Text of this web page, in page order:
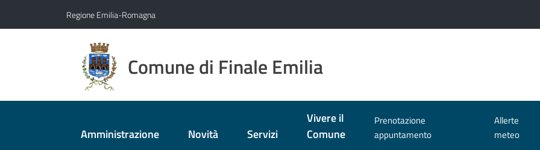
Regione Emilia-Romagna
Comune di Finale Emilia
Amministrazione Novità
Menu selezionato
Servizi
Vivere il
Comune
Prenotazione
appuntamento
Allerte
meteo